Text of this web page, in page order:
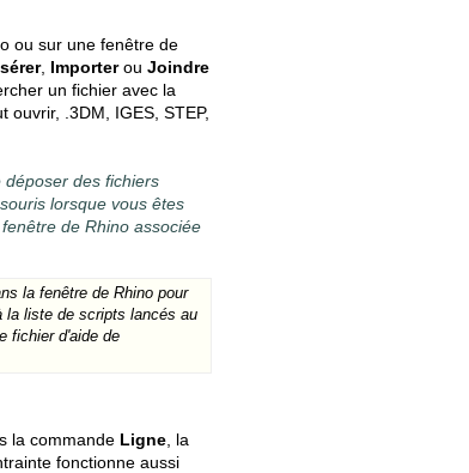
ou sur une fenêtre de
, Importerou Joindre
un fichier avec la
ouvrir, .3DM, IGES, STEP,
déposer des fichiers
lorsque vous êtes
de Rhino associée
la fenêtre de Rhino pour
la liste de scripts lancés au
fichier d'aide de
la commande Ligne , la
fonctionne aussi